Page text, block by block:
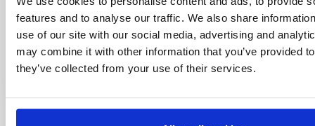
features and to analyse our traffic. We also share
use of our site with our social media, advertising and
may combine it with other information that you’ve provided
they’ve collected from your use of their services.